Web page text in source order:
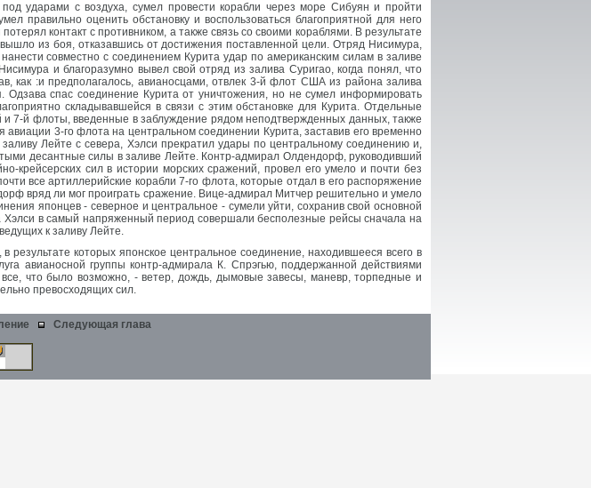
ударами с воздуха, сумел провести корабли через море Сибуян и пройти
правильно оценить обстановку и воспользоваться благоприятной для него
контакт с противником, а также связь со своими кораблями. В результате
из боя, отказавшись от достижения поставленной цели. Отряд Нисимура,
совместно с соединением Курита удар по американским силам в заливе
и благоразумно вывел свой отряд из залива Суригао, когда понял, что
как :и предполагалось, авианосцами, отвлек 3-й флот США из района залива
Одзава спас соединение Курита от уничтожения, но не сумел информировать
складывавшейся в связи с этим обстановке для Курита. Отдельные
и 7-й флоты, введенные в заблуждение рядом неподтвержденных данных, также
3-го флота на центральном соединении Курита, заставив его временно
Лейте с севера, Хэлси прекратил удары по центральному соединению и,
десантные силы в заливе Лейте. Контр-адмирал Олдендорф, руководивший
крейсерских сил в истории морских сражений, провел его умело и почти без
все артиллерийские корабли 7-го флота, которые отдал в его распоряжение
вряд ли мог проиграть сражение. Вице-адмирал Митчер решительно и умело
японцев - северное и центральное - сумели уйти, сохранив свой основной
Хэлси в самый напряженный период совершали бесполезные рейсы сначала на
к заливу Лейте.
которых японское центральное соединение, находившееся всего в
авианосной группы контр-адмирала К. Спрэгью, поддержанной действиями
что было возможно, - ветер, дождь, дымовые завесы, маневр, торпедные и
превосходящих сил.
Следующая глава